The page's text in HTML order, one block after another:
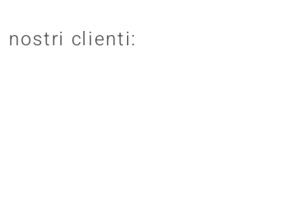
nostri clienti: